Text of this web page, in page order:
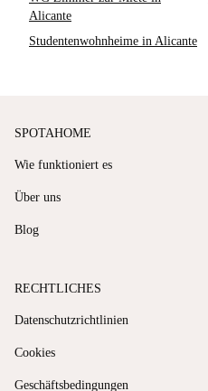
Alicante
Studentenwohnheime in Alicante
SPOTAHOME
Wie funktioniert es
Über uns
Blog
RECHTLICHES
Datenschutzrichtlinien
Cookies
Geschäftsbedingungen